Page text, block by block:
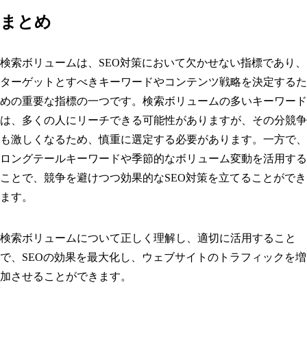
まとめ
検索ボリュームは、SEO対策において欠かせない指標であり、
ターゲットとすべきキーワードやコンテンツ戦略を決定するた
めの重要な指標の一つです。検索ボリュームの多いキーワード
は、多くの人にリーチできる可能性がありますが、その分競争
も激しくなるため、慎重に選定する必要があります。一方で、
ロングテールキーワードや季節的なボリューム変動を活用する
ことで、競争を避けつつ効果的なSEO対策を立てることができ
ます。
検索ボリュームについて正しく理解し、適切に活用すること
で、SEOの効果を最大化し、ウェブサイトのトラフィックを増
加させることができます。